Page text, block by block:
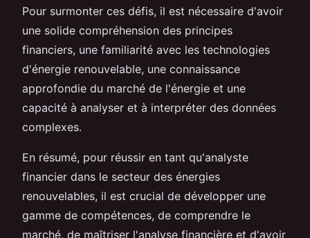
Pour surmonter ces défis, il est nécessaire d'avoir
une solide compréhension des principes
financiers, une familiarité avec les technologies
d'énergie renouvelable, une connaissance
approfondie du marché de l'énergie et une
capacité à analyser et à interpréter des données
complexes.
En résumé, pour réussir en tant qu'analyste
financier dans le secteur des énergies
renouvelables, il est crucial de développer une
gamme de compétences, de comprendre le
marché, de maîtriser l'analyse financière et d'avoir